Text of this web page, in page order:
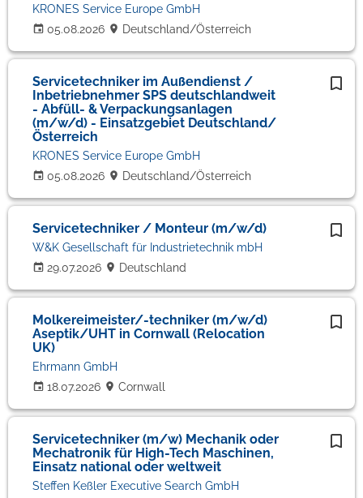
05.08.2026
KRONES Service Europe GmbH
Deutschland/Österreich
Servicetechniker im Außendienst /
Inbetriebnehmer SPS deutschlandweit
- Abfüll- & Verpackungsanlagen
(m/w/d) - Einsatzgebiet Deutschland/
Österreich
05.08.2026
KRONES Service Europe GmbH
Deutschland/Österreich
Servicetechniker / Monteur (m/w/d)
29.07.2026
W&K Gesellschaft für Industrietechnik mbH
Deutschland
Molkereimeister/-techniker (m/w/d)
Aseptik/UHT in Cornwall (Relocation
UK)
18.07.2026
Ehrmann GmbH
Cornwall
Servicetechniker (m/w) Mechanik oder
Mechatronik für High-Tech Maschinen,
Einsatz national oder weltweit
Steffen Keßler Executive Search GmbH